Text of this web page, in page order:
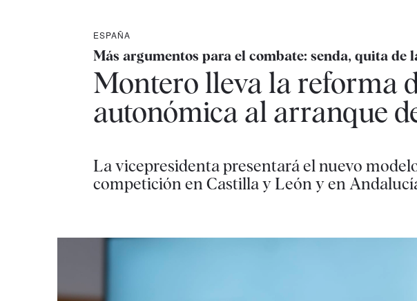
ESPAÑA
Más argumentos para el combate: senda, quita de
Montero lleva la reforma
autonómica al arranque
La vicepresidenta presentará el nuevo
competición en Castilla y León y en